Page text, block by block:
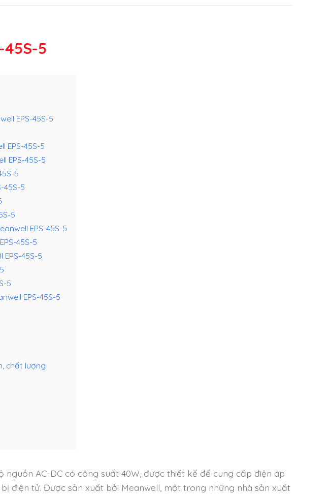
45S-5
EPS-45S-5
EPS-45S-5
EPS-45S-5
5
45S-5
5
EPS-45S-5
45S-5
45S-5
5
EPS-45S-5
chất lượng
nguồn AC-DC có công suất 40W, được thiết kế để cung cấp điện áp
điện tử. Được sản xuất bởi Meanwell, một trong những nhà sản xuất